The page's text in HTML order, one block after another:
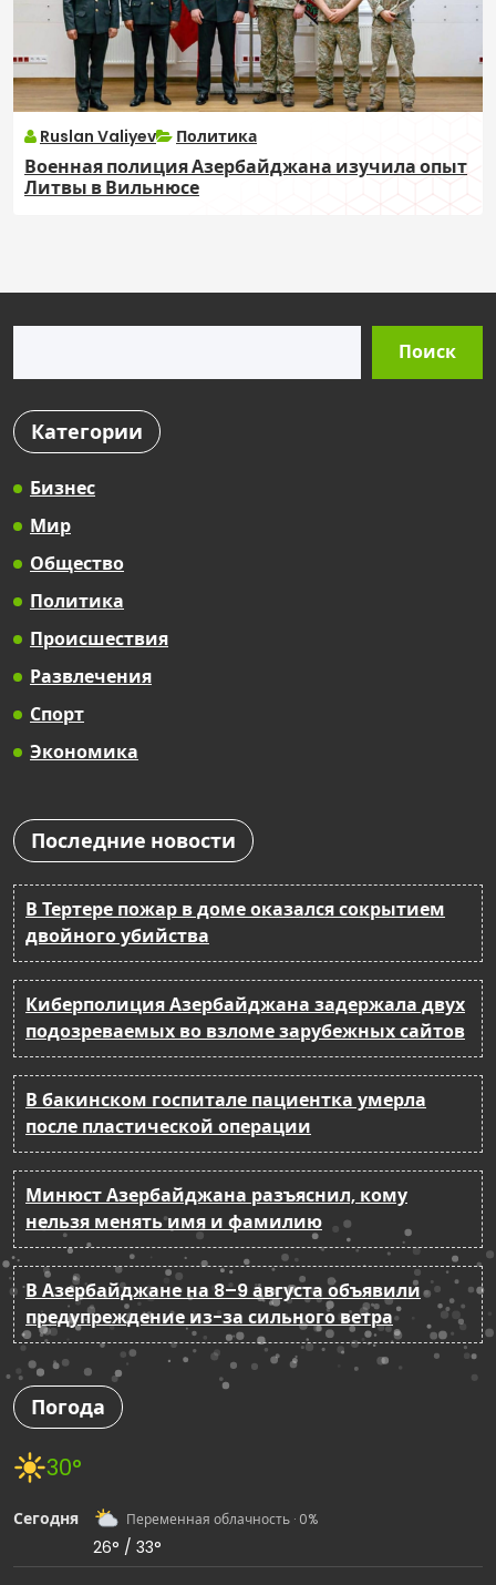
Ruslan Valiyev Политика
Военная полиция Азербайджана изучила опыт
Литвы в Вильнюсе
Поиск
Категории
Бизнес
Мир
Общество
Политика
Происшествия
Развлечения
Спорт
Экономика
Последние новости
В Тертере пожар в доме оказался сокрытием
двойного убийства
Киберполиция Азербайджана задержала двух
подозреваемых во взломе зарубежных сайтов
В бакинском госпитале пациентка умерла
после пластической операции
Минюст Азербайджана разъяснил, кому
нельзя менять имя и фамилию
В Азербайджане на 8–9 августа объявили
предупреждение из-за сильного ветра
Погода
30°
Сегодня Переменная облачность · 0%
26° / 33°